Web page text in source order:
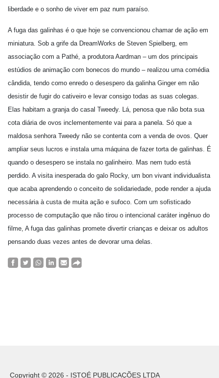
liberdade e o sonho de viver em paz num paraíso.
A fuga das galinhas é o que hoje se convencionou chamar de ação em
miniatura. Sob a grife da DreamWorks de Steven Spielberg, em
associação com a Pathé, a produtora Aardman – um dos principais
estúdios de animação com bonecos do mundo – realizou uma comédia
cândida, tendo como enredo o desespero da galinha Ginger em não
desistir de fugir do cativeiro e levar consigo todas as suas colegas.
Elas habitam a granja do casal Tweedy. Lá, penosa que não bota sua
cota diária de ovos inclementemente vai para a panela. Só que a
maldosa senhora Tweedy não se contenta com a venda de ovos. Quer
ampliar seus lucros e instala uma máquina de fazer torta de galinhas. É
quando o desespero se instala no galinheiro. Mas nem tudo está
perdido. A visita inesperada do galo Rocky, um bon vivant individualista
que acaba aprendendo o conceito de solidariedade, pode render a ajuda
necessária à custa de muita ação e sufoco. Com um sofisticado
processo de computação que não tirou o intencional caráter ingênuo do
filme, A fuga das galinhas promete divertir crianças e deixar os adultos
pensando duas vezes antes de devorar uma delas.
Copyright © 2026 - ISTOÉ PUBLICAÇÕES LTDA